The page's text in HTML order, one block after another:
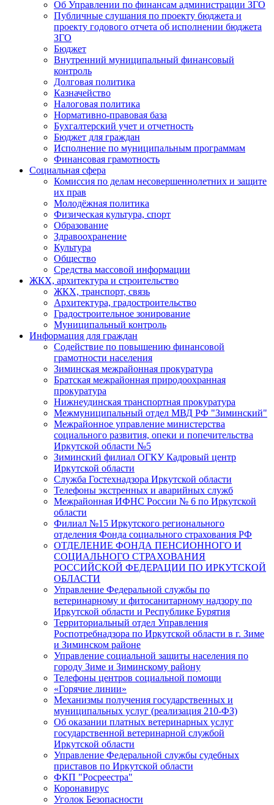
Об Управлении по финансам администрации ЗГО
Публичные слушания по проекту бюджета и
проекту годового отчета об исполнении бюджета
ЗГО
Бюджет
Внутренний муниципальный финансовый
контроль
Долговая политика
Казначейство
Налоговая политика
Нормативно-правовая база
Бухгалтерский учет и отчетность
Бюджет для граждан
Исполнение по муниципальным программам
Финансовая грамотность
Социальная сфера
Комиссия по делам несовершеннолетних и защите
их прав
Молодёжная политика
Физическая культура, спорт
Образование
Здравоохранение
Культура
Общество
Средства массовой информации
ЖКХ, архитектура и строительство
ЖКХ, транспорт, связь
Архитектура, градостроительство
Градостроительное зонирование
Муниципальный контроль
Информация для граждан
Содействие по повышению финансовой
грамотности населения
Зиминская межрайонная прокуратура
Братская межрайонная природоохранная
прокуратура
Нижнеудинская транспортная прокуратура
Межмуниципальный отдел МВД РФ "Зиминский"
Межрайонное управление министерства
социального развития, опеки и попечительства
Иркутской области №5
Зиминский филиал ОГКУ Кадровый центр
Иркутской области
Служба Гостехнадзора Иркутской области
Телефоны экстренных и аварийных служб
Межрайонная ИФНС России № 6 по Иркутской
области
Филиал №15 Иркутского регионального
отделения Фонда социального страхования РФ
ОТДЕЛЕНИЕ ФОНДА ПЕНСИОННОГО И
СОЦИАЛЬНОГО СТРАХОВАНИЯ
РОССИЙСКОЙ ФЕДЕРАЦИИ ПО ИРКУТСКОЙ
ОБЛАСТИ
Управление Федеральной службы по
ветеринарному и фитосанитарному надзору по
Иркутской области и Республике Бурятия
Территориальный отдел Управления
Роспотребнадзора по Иркутской области в г. Зиме
и Зиминском районе
Управление социальной защиты населения по
городу Зиме и Зиминскому району
Телефоны центров социальной помощи
«Горячие линии»
Механизмы получения государственных и
муниципальных услуг (реализация 210-ФЗ)
Об оказании платных ветеринарных услуг
государственной ветеринарной службой
Иркутской области
Управление Федеральной службы судебных
приставов по Иркутской области
ФКП "Росреестра"
Коронавирус
Уголок Безопасности